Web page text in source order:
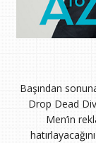
Başından
Drop Dead
Men’in